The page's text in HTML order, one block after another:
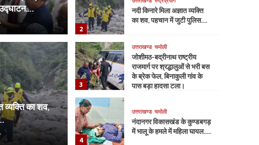
अज्ञात व्यक्ति का शव, पहचान
व्यक्ति का शव,
2
नदी किनारे मिला अज्ञात व्यक्ति
का शव, पहचान में जुटी पुलिस….
3
उत्तराखण्ड चमोली
जोशीमठ-बद्रीनाथ राष्ट्रीय
राजमार्ग पर श्रद्धालुओं से भरी बस
के ब्रेक फेल, बिनाकुली गांव के
पास बड़ा हादसा टला।
4
उत्तराखण्ड चमोली
नंदानगर विकासखंड के कुण्डबगड़
में भालू के हमले में महिला घायल…..